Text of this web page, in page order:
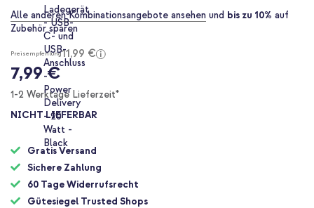
Alle anderen Kombinationsangebote ansehen und bis zu 10% auf
Zubehör sparen
Preisempfehlung11,99 €
7,99 €
1-2 Werktage Lieferzeit*
NICHT LIEFERBAR
Gratis Versand
Sichere Zahlung
60 Tage Widerrufsrecht
Gütesiegel Trusted Shops